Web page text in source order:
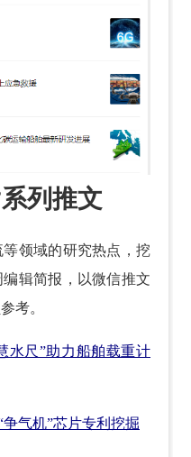
列推文
领域的研究热点，挖
辑简报，以微信推文
考。
尺”助力船舶载重计
气机”芯片专利挖掘